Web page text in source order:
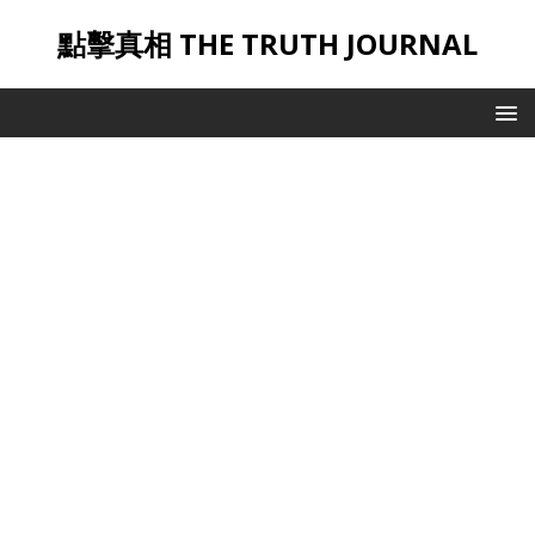
點擊真相 THE TRUTH JOURNAL